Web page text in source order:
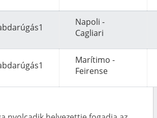
Napoli -
Cagliari
Marítimo -
Feirense